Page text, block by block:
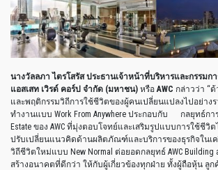
นางวัลลภา ไตรโสรัส ประธานเจ้าหน้าที่บริหารและกรรมก
แอสเสท เวิรด์ คอร์ป จำกัด (มหาชน) หรือ AWC กล่าวว่า “ด้
และพฤติกรรมวิถีการใช้ชีวิตของผู้คนเปลี่ยนแปลงไปอย่างร
ทำงานแบบ Work From Anywhere ประกอบกับ กลยุทธ์กา
Estate ของ AWC ที่มุ่งตอบโจทย์และเสริมรูปแบบการใช้ชีวิต
ปรับเปลี่ยนแนวคิดด้านผลิตภัณฑ์และบริการของธุรกิจในเ
วิถีชีวิตใหม่แบบ New Normal ต่อยอดกลยุทธ์ AWC Building
สร้างอนาคตที่ดีกว่า ให้กับผู้เกี่ยวข้องทุกฝ่าย ทั้งผู้ถือหุ้น ลูก